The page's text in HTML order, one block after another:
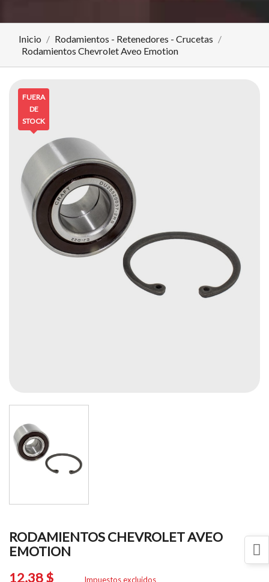
Inicio
Rodamientos - Retenedores - Crucetas
Rodamientos Chevrolet Aveo Emotion
FUERA
DE
STOCK
RODAMIENTOS CHEVROLET AVEO
EMOTION
12,38 $
Impuestos excluidos